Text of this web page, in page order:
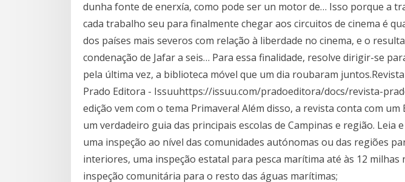
dunha fonte de enerxía, como pode ser un motor de… Isso porque a
cada trabalho seu para finalmente chegar aos circuitos de cinema é
dos países mais severos com relação à liberdade no cinema, e o
condenação de Jafar a seis… Para essa finalidade, resolve dirigir-se
pela última vez, a biblioteca móvel que um dia roubaram
Prado Editora - Issuuhttps://issuu.com/pradoeditora/docs/revista-
edição vem com o tema Primavera! Além disso, a revista conta com um
um verdadeiro guia das principais escolas de Campinas e região. Leia
uma inspeção ao nível das comunidades autónomas ou das regiões
interiores, uma inspeção estatal para pesca marítima até às 12 milhas
inspeção comunitária para o resto das águas marítimas;